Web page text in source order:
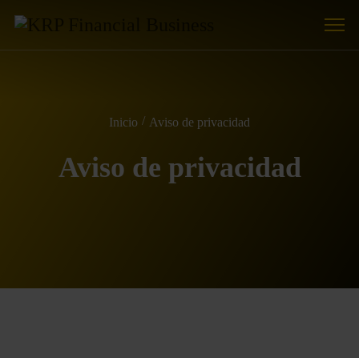
Aviso de privacidad
Inicio Aviso de privacidad